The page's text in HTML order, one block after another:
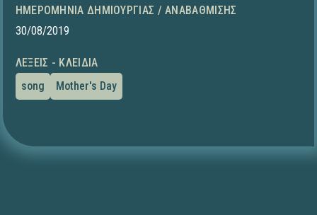
ΗΜΕΡΟΜΗΝΊΑ ΔΗΜΙΟΥΡΓΊΑΣ / ΑΝΑΒΆΘΜΙΣΗΣ
30/08/2019
ΛΈΞΕΙΣ - ΚΛΕΙΔΙΆ
song
Mother's Day